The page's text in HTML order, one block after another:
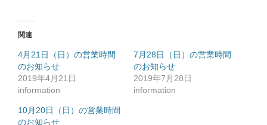
共
有
す
る
に
は
ク
ッ
ク
関連
4月21日（日）の営業時間
のお知らせ
2019年4月21日
information
7月28日（日）の営業時間
のお知らせ
2019年7月28日
information
10月20日（日）の営業時間
のお知らせ